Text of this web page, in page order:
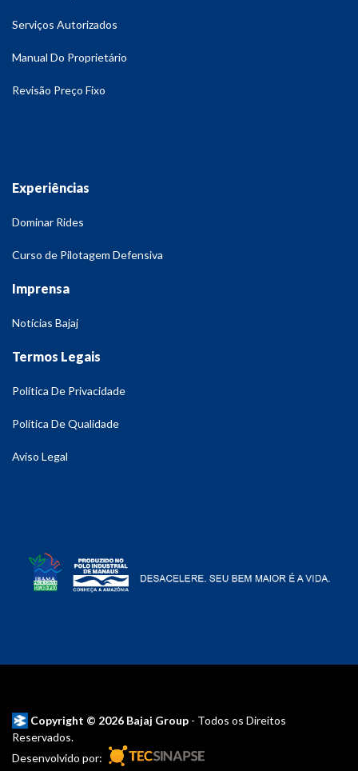
Serviços Autorizados
Manual Do Proprietário
Revisão Preço Fixo
Experiências
Dominar Rides
Curso de Pilotagem Defensiva
Imprensa
Notícias Bajaj
Termos Legais
Política De Privacidade
Política De Qualidade
Aviso Legal
Copyright © 2026 Bajaj Group - Todos os Direitos
Reservados.
Desenvolvido por: